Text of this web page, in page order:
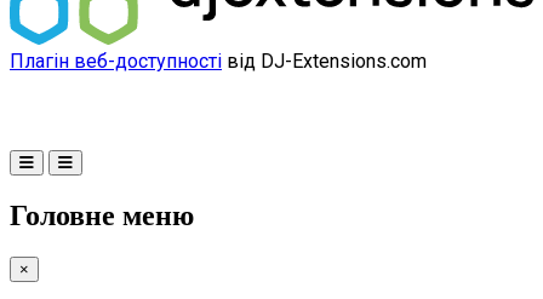
Плагін веб-доступності від DJ-Extensions.com
Головне меню
×